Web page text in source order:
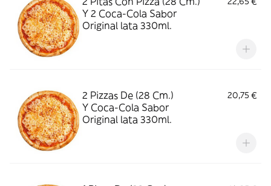
Y 2 Coca-Cola Sabor
Original lata 330ml.
2 Pizzas De (28 Cm.)
Y Coca-Cola Sabor
Original lata 330ml.
20,75 €